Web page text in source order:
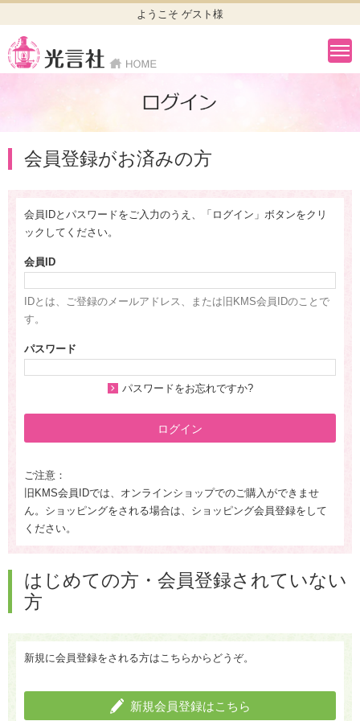
ようこそ ゲスト様
会員登録がお済みの方
会員IDとパスワードをご入力のうえ、「ログイン」ボタンをクリ
ックしてください。
会員ID
IDとは、ご登録のメールアドレス、または旧KMS会員IDのことで
す。
パスワード
パスワードをお忘れですか?
ログイン
ご注意：
旧KMS会員IDでは、オンラインショップでのご購入ができませ
ん。ショッピングをされる場合は、ショッピング会員登録をして
ください。
はじめての方・会員登録されていない
方
新規に会員登録をされる方はこちらからどうぞ。
新規会員登録はこちら